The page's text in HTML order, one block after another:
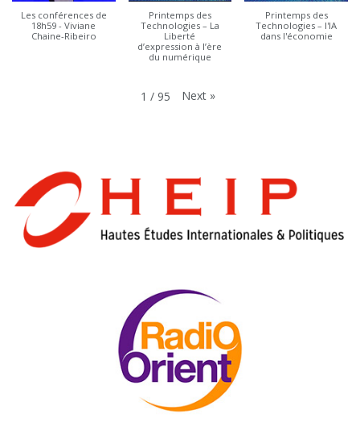
Les conférences de
18h59 - Viviane
Chaine-Ribeiro
Printemps des
Technologies – La
Liberté
d’expression à l’ère
du numérique
Printemps des
Technologies – l'IA
dans l'économie
1 / 95 Next »